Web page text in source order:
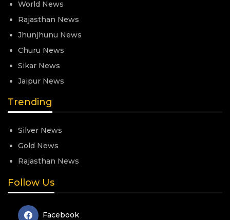
World News
Rajasthan News
Jhunjhunu News
Churu News
Sikar News
Jaipur News
Trending
Silver News
Gold News
Rajasthan News
Follow Us
Facebook